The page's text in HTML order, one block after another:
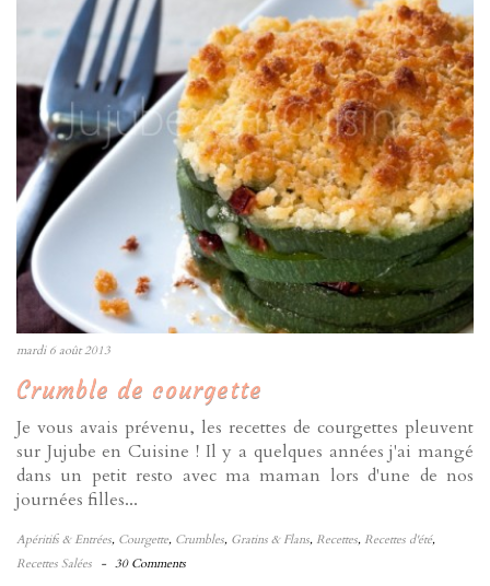
mardi 6 août 2013
Crumble de courgette
Je vous avais prévenu, les recettes de courgettes pleuvent
sur Jujube en Cuisine ! Il y a quelques années j'ai mangé
dans un petit resto avec ma maman lors d'une de nos
journées filles...
Apéritifs & Entrées, Courgette, Crumbles, Gratins & Flans, Recettes, Recettes d'été,
Recettes Salées - 30 Comments